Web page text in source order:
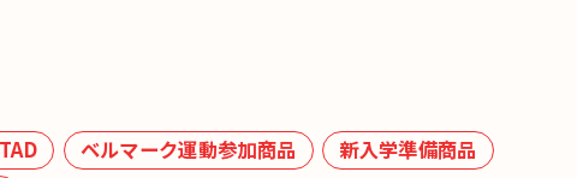
ベルマーク運動参加商品
新入学準備商品